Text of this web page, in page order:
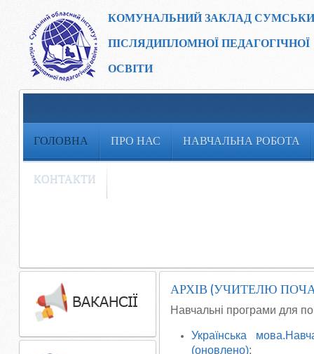
КОМУНАЛЬНИЙ ЗАКЛАД
ПІСЛЯДИПЛОМНОЇ ПЕДАГОГІЧНОЇ
ОСВІТИ
ГОЛОВНА ПРО НАС НАВЧАЛЬНА РОБОТА
КОНТАКТИ
АРХІВ (УЧИТЕЛЮ
Навчальні програми для
Українська
(оновлено);